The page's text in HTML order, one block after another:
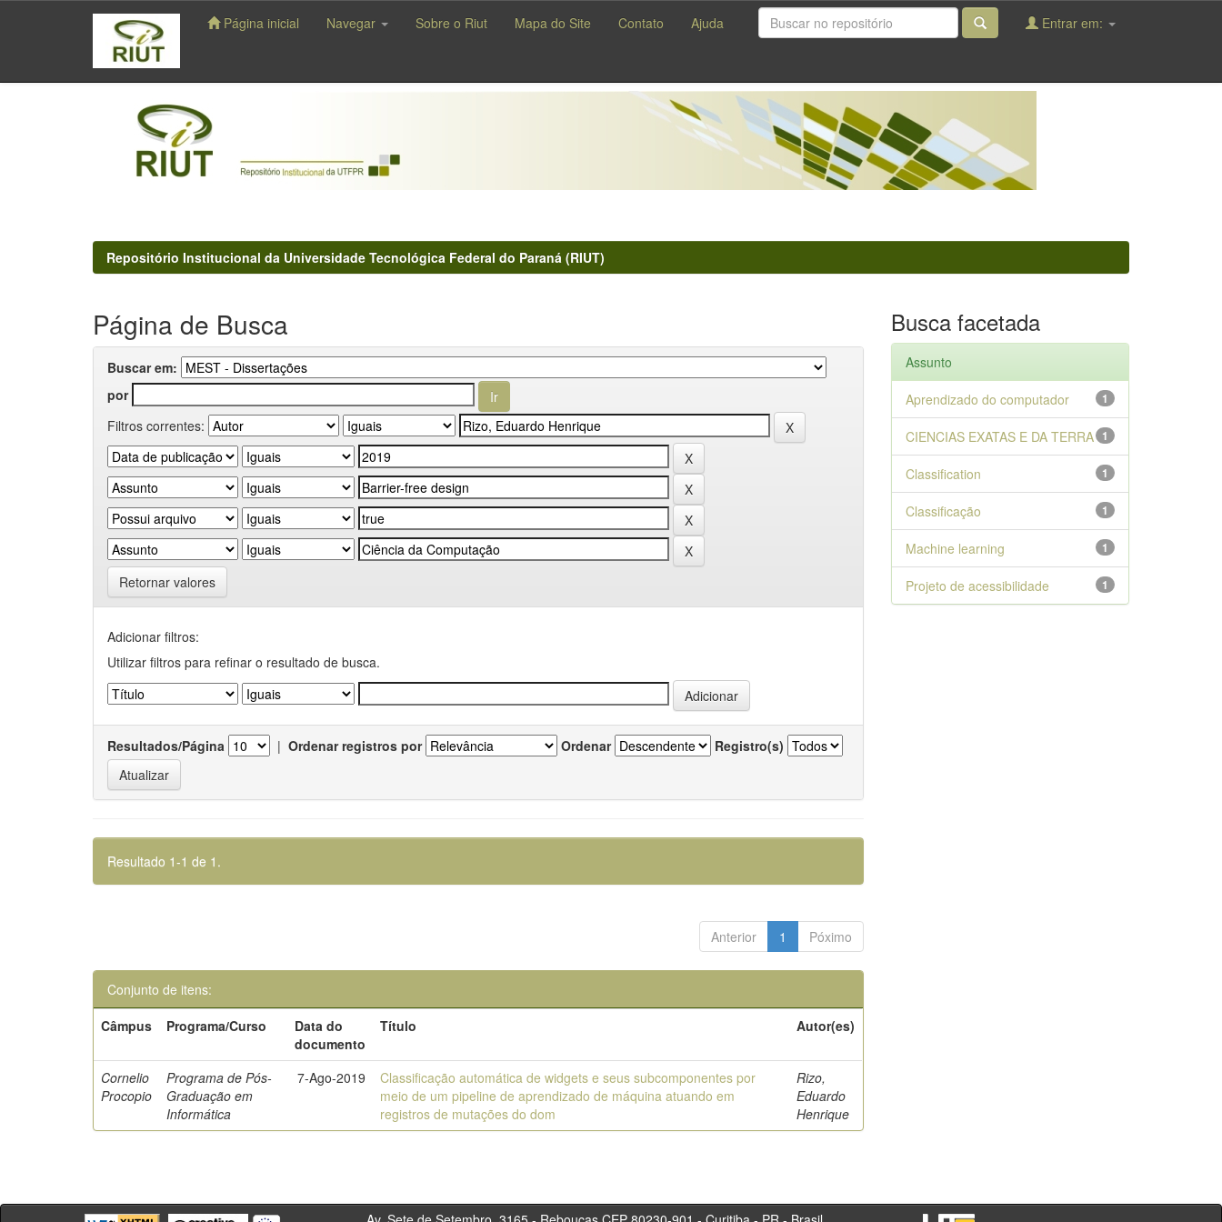
navigation
Página inicial Navegar Sobre o Riut Mapa do Site Contato Ajuda Entrar em:
Repositório Institucional da Universidade Tecnológica Federal do Paraná (RIUT)
Página de Busca
Buscar em:
por
Filtros correntes:
Retornar valores
Adicionar filtros:
Utilizar filtros para refinar o resultado de busca.
Resultados/Página | Ordenar registros por Ordenar Registro(s)
Resultado 1-1 de 1.
Anterior 1 Póximo
Conjunto de itens:
Câmpus
Programa/Curso
Data do
documento
Título Autor(es)
Cornelio
Procopio
Programa de Pós-
Graduação em
Informática
7-Ago-2019
Classificação automática de widgets e seus subcomponentes por
meio de um pipeline de aprendizado de máquina atuando em
registros de mutações do dom
Rizo,
Eduardo
Henrique
Busca facetada
Assunto
1
Aprendizado do computador
1
CIENCIAS EXATAS E DA TERRA
1
Classification
1
Classificação
1
Machine learning
1
Projeto de acessibilidade